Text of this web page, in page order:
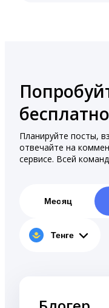
бесплатно
Планируйте посты,
отвечайте на
сервисе. Всей
Месяц
Тенге